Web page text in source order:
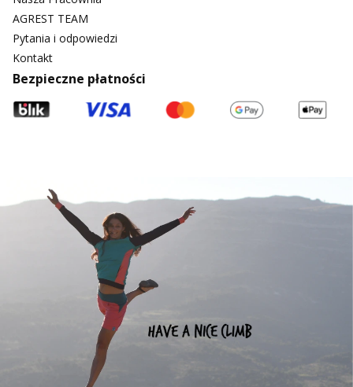
AGREST TEAM
Pytania i odpowiedzi
Kontakt
Bezpieczne płatności